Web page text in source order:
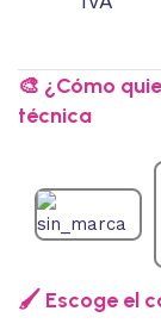
🎨 ¿Cómo
técnica
🖌️ Escoge el